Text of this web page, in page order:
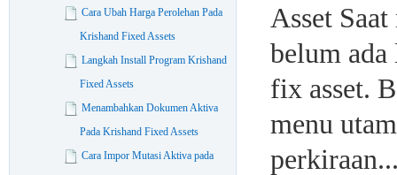
Cara Ubah Harga Perolehan Pada
Krishand Fixed Assets
Langkah Install Program Krishand
Fixed Assets
Menambahkan Dokumen Aktiva
Pada Krishand Fixed Assets
Cara Impor Mutasi Aktiva pada
Asset
belum
fix asset.
menu